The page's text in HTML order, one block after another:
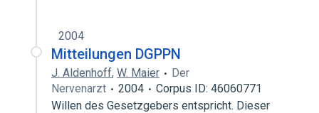
2004
Mitteilungen DGPPN
J. Aldenhoff, W. Maier
Der
Nervenarzt
2004
Corpus ID: 46060771
Willen des Gesetzgebers entspricht. Dieser